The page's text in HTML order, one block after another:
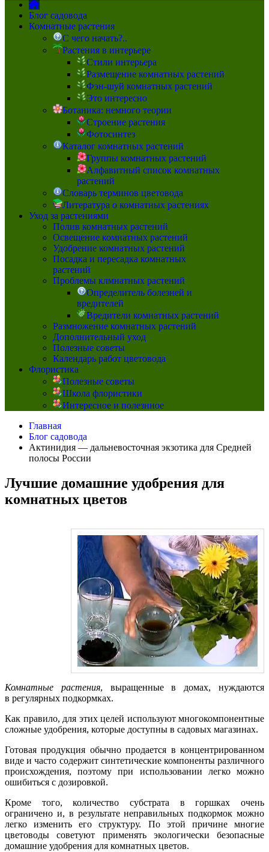
Блог садовода
Комнатные растения
С чего начать?..
Растения в интерьере
Стили интерьера
Размещение комнатных растений
Фэн-шуй комнатных растений
Это интересно
Ботаника: немного теории
Строение растения
Фотосинтез
Каталог комнатных растений
Группы комнатных растений
Алфавитный список комнатных
растений
Словарь терминов цветовода
Литература о комнатных растениях
Уход за растениями
Полив комнатных растений
Освещение комнатных растений
Удобрение комнатных растений
Посадка и пересадка комнатных
растений
Проблемы клмнатных растений
Определитель болезней и
вредителей
Вредители комнатных растений
Размножение комнатных растений
Дополнительный уход
Полезные советы
Календарь работ цветовода
Флористика
Полезные советы
Школа флористики
Интересное и полезнное
Главная
Блог садовода
Актинидия — дальневосточная экзотика для Средней
полосы России
Лучшие домашние удобрения для
комнатных цветов
Комнатные растения, выращенные в домах, нуждаются
в регулярных подкормках.
Как правило, для этих целей используют многокомпонентные
сложные удобрения, которые доступны в садовых магазинах.
Готовая продукция обычно продается в концентрированном
виде и часто содержит синтетические компоненты различного
происхождения, поэтому при использовании легко можно
ошибиться с дозировкой.
Кроме того, количество субстрата в горшках очень
ограничено и, в результате неправильных подкормок можно
легко изменить его структуру. По этой причине многие
цветоводы советуют применять экологически безопасные
домашние удобрения для комнатных цветов.